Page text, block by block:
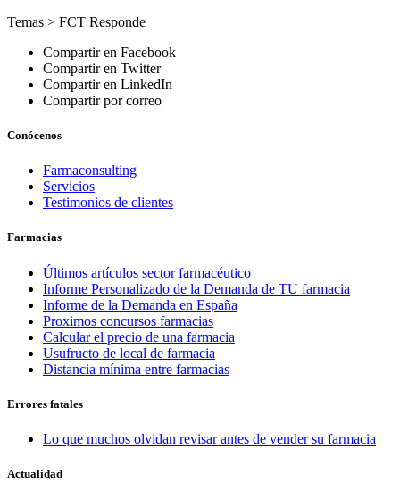
Temas > FCT Responde
Compartir en Facebook
Compartir en Twitter
Compartir en LinkedIn
Compartir por correo
Conócenos
Farmaconsulting
Servicios
Testimonios de clientes
Farmacias
Últimos artículos sector farmacéutico
Informe Personalizado de la Demanda de TU farmacia
Informe de la Demanda en España
Proximos concursos farmacias
Calcular el precio de una farmacia
Usufructo de local de farmacia
Distancia mínima entre farmacias
Errores fatales
Lo que muchos olvidan revisar antes de vender su farmacia
Actualidad